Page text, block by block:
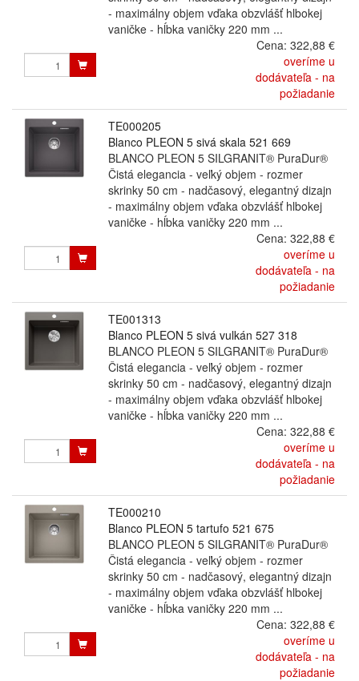
- maximálny objem vďaka obzvlášť hlbokej
vaničke - hĺbka vaničky 220 mm ...
Cena: 322,88 €
overíme u
dodávateľa - na
požiadanie
TE000205
Blanco PLEON 5 sivá skala 521 669
BLANCO PLEON 5 SILGRANIT® PuraDur®
Čistá elegancia - veľký objem - rozmer
skrinky 50 cm - nadčasový, elegantný dizajn
- maximálny objem vďaka obzvlášť hlbokej
vaničke - hĺbka vaničky 220 mm ...
Cena: 322,88 €
overíme u
dodávateľa - na
požiadanie
TE001313
Blanco PLEON 5 sivá vulkán 527 318
BLANCO PLEON 5 SILGRANIT® PuraDur®
Čistá elegancia - veľký objem - rozmer
skrinky 50 cm - nadčasový, elegantný dizajn
- maximálny objem vďaka obzvlášť hlbokej
vaničke - hĺbka vaničky 220 mm ...
Cena: 322,88 €
overíme u
dodávateľa - na
požiadanie
TE000210
Blanco PLEON 5 tartufo 521 675
BLANCO PLEON 5 SILGRANIT® PuraDur®
Čistá elegancia - veľký objem - rozmer
skrinky 50 cm - nadčasový, elegantný dizajn
- maximálny objem vďaka obzvlášť hlbokej
vaničke - hĺbka vaničky 220 mm ...
Cena: 322,88 €
overíme u
dodávateľa - na
požiadanie